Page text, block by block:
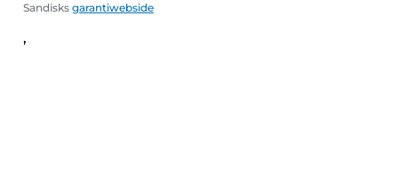
Sandisks garantiwebside
,